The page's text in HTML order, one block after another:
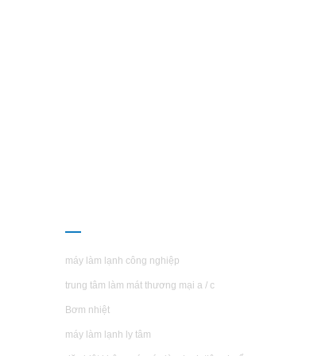
máy làm lạnh công nghiệp
trung tâm làm mát thương mại a / c
Bơm nhiệt
máy làm lạnh ly tâm